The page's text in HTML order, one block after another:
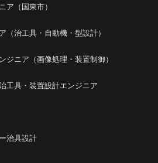
ア（国東市）
（治工具・自動機・型設計）
ジニア（画像処理・装置制御）
工具・装置設計エンジニア
治具設計